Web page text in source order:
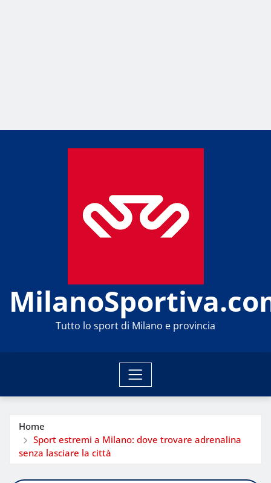
Tutto lo sport di Milano e provincia
Home
Sport estremi a Milano: dove trovare adrenalina
senza lasciare la città